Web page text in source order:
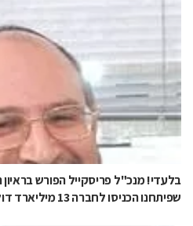
שפיתחנו הכניסו לחברה 13 מיליארד דולר